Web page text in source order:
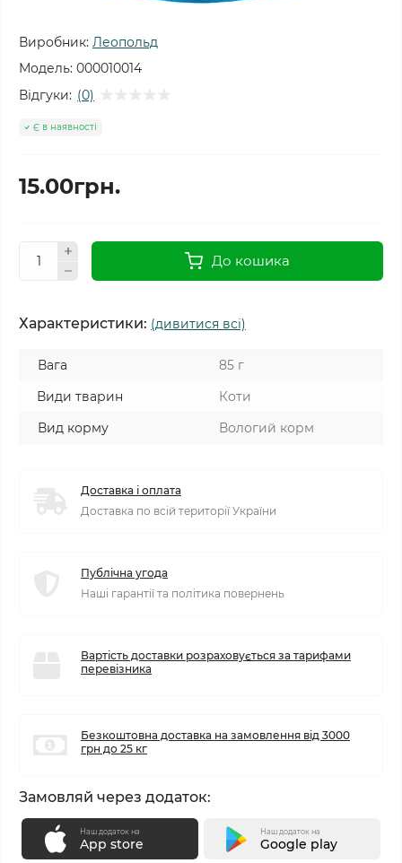
Виробник: Леопольд
Модель: 000010014
Відгуки: (0)
Є в наявності
15.00грн.
До кошика
Характеристики: (дивитися всі)
Вага
85 г
Види тварин
Коти
Вид корму
Вологий корм
Доставка і оплата
Доставка по всій території України
Публічна угода
Наші гарантії та політика повернень
Вартість доставки розраховується за тарифами
перевізника
Безкоштовна доставка на замовлення від 3000
грн до 25 кг
Замовляй через додаток:
Наш додаток на
App store
Наш додаток на
Google play